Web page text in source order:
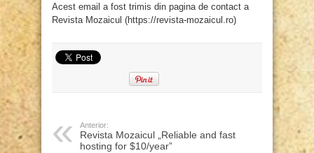
Acest email a fost trimis din pagina de contact a
Revista Mozaicul (https://revista-mozaicul.ro)
Anterior:
Revista Mozaicul „Reliable and fast
hosting for $10/year”